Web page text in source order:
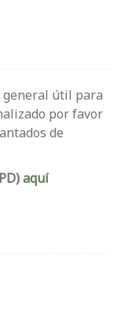
general útil para
por favor
de
aquí